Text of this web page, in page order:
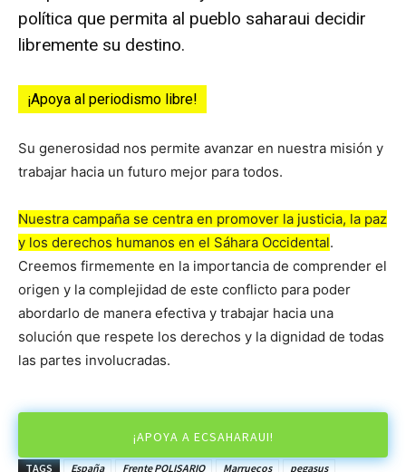
política que permita al pueblo saharaui decidir
libremente su destino.
¡Apoya al periodismo libre!
Su generosidad nos permite avanzar en nuestra misión y
trabajar hacia un futuro mejor para todos.
Nuestra campaña se centra en promover la justicia, la paz
y los derechos humanos en el Sáhara Occidental.
Creemos firmemente en la importancia de comprender el
origen y la complejidad de este conflicto para poder
abordarlo de manera efectiva y trabajar hacia una
solución que respete los derechos y la dignidad de todas
las partes involucradas.
¡APOYA A ECSAHARAUI!
TAGS España Frente POLISARIO Marruecos
pegasus